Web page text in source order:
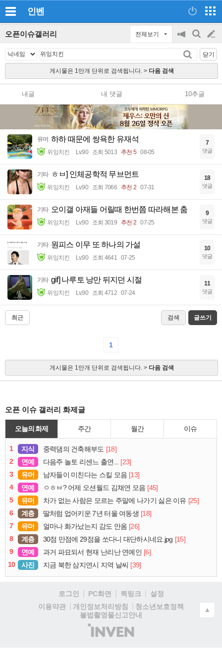
인벤
오픈이슈갤러리 전체보기
공
지
on/off
검
글
쓰
기
닫기
게시물은 1만개 단위로 검색됩니다. > 다음 검색
내글 내 댓글 10추글
유머 하하 때문에 쌍욕한 유재석
위잉치킨 Lv.90 조회 5013 추천 5 08-05
7
댓글
기타 ㅎㅂ] 인체공학적 무브먼트
위잉치킨 Lv.90 조회 7066 추천 2 07-31
18
댓글
기타 오이갤 아재들 어릴때 한번쯤 따라해본 춤
위잉치킨 Lv.90 조회 3019 추천 2 07-25
9
댓글
기타 원피스 이무 또 하나의 가설
위잉치킨 Lv.90 조회 4641 07-25
10
댓글
기타 gif] 나루토 낭만 뒤지던 시절
위잉치킨 Lv.90 조회 4712 07-24
11
댓글
최근 검색 글쓰기
1
게시물은 1만개 단위로 검색됩니다. > 다음 검색
오픈 이슈 갤러리 화제글
오늘의 화제 주간 월간 이슈
1 지식 중력댐의 건축해부도 [18]
2
연예 다음주 놀토 리센느 출연... [23]
3
유머 남자들이 미친다는 스킬 모음 [13]
4
연예 ㅇㅎㅂ? 어제 오션월드 김채연 모음 [45]
5
유머 차가 없는 사람은 모르는 주말에 나가기 싫은 이유 [25]
6
계층 딸처럼 업어키운 7년 터울 여동생 [18]
7
유머 얼마나 화가났는지 감도 안옴 [26]
8
계층 30점 만점에 29점을 쏘다니 대단하시네요.jpg [15]
9
연예 과거 파묘되서 현재 난리난 연예인 [6]
10
사진 지금 북한 삼지연시 지역 날씨 [39]
로그인 PC화면 퀵링크
설정
이용약관
개인정보처리방침
청소년보호정책
불법촬영물신고안내
(주)
인
▲